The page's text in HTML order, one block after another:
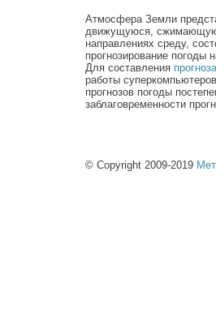
Атмосфера Земли
движущуюся,
направлениях среду,
прогнозирование погоды
Для составления
работы
прогнозов погоды
заблаговременности
© Copyright 2009-2019